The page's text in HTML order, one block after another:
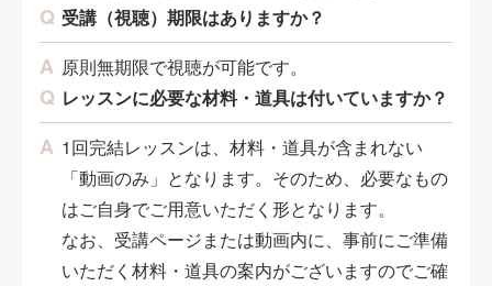
受講（視聴）期限はありますか？
原則無期限で視聴が可能です。
レッスンに必要な材料・道具は付いていますか？
1回完結レッスンは、材料・道具が含まれない
「動画のみ」となります。そのため、必要なもの
はご自身でご用意いただく形となります。
なお、受講ページまたは動画内に、事前にご準備
いただく材料・道具の案内がございますのでご確